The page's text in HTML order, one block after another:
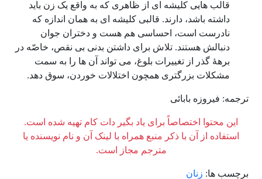
قالب هایی کلیشه ای از ظاهری که به واقع یک زن باید
داشته باشد، دارند. قالبی کلیشه ای به همان اندازه که
نادرست است، احساسی هم هست و دختران جوان
دنبالش هستند. تلاش برای داشتن بدنی بی نقص، خاصّه در
برهۀ گذر از تغییرات بلوغ، می تواند آن ها را به سمت
مشکلات بزرگتری همچون اختلالات خوردن، سوق دهد.
ترجمه: فیروزه بابائی
این محتوا اختصاصاً برای یاد بگیر دات کام تهیه شده است.
استفاده از آن با ذکر منبع همراه با لینک آن و نام نویسنده یا
مترجم مجاز است.
برچسب ها: زنان